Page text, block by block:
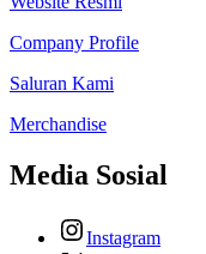
Company Profile
Saluran Kami
Merchandise
Media Sosial
Instagram